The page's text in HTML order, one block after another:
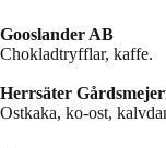
Gooslander AB
Chokladtryfflar, kaffe.
Herrsäter
Ostkaka, ko-ost,